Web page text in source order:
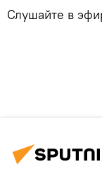
Слушайте в